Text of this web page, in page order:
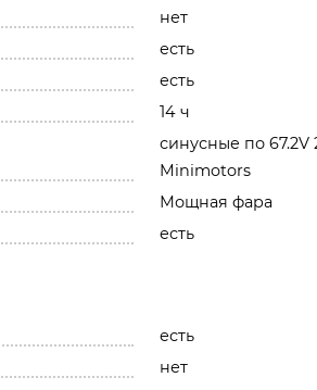
нет
есть
есть
14 ч
синусные по
Minimotors
Мощная фара
есть
есть
нет